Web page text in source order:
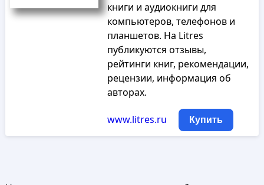
книги и аудиокниги для
компьютеров, телефонов и
планшетов. На Litres
публикуются отзывы,
рейтинги книг, рекомендации,
рецензии, информация об
авторах.
www.litres.ru Купить